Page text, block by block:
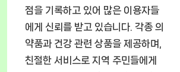
점을 기록하고 있어 많은 이용자들
에게 신뢰를 받고 있습니다. 각종 의
약품과 건강 관련 상품을 제공하며,
친절한 서비스로 지역 주민들에게